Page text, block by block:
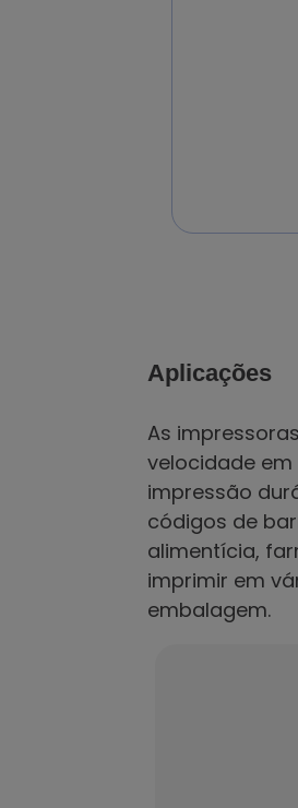
Aplicações
As
velocidade em
impressão
códigos de
alimentícia,
imprimir em
embalagem.